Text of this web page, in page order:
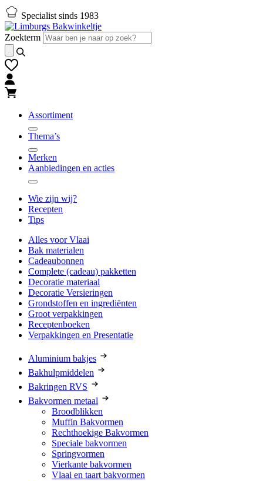
Naar
hoofd-
inhoud
gaan
Naar
footer
gaan
Specialist sinds 1983
Zoekterm
Assortiment
Thema’s
Merken
Aanbiedingen en acties
Wie zijn wij?
Recepten
Tips
Alles voor Vlaai
Bak materialen
Cadeaubonnen
Complete (cadeau) pakketten
Decoratie materiaal
Decoratie Versieringen
Grondstoffen en ingrediënten
Groot verpakkingen
Receptenboeken
Verpakkingen en Presentatie
Aluminium bakjes
Bakhulpmiddelen
Bakringen RVS
Bakvormen metaal
Broodblikken
Muffin Bakvormen
Rechthoekige Bakvormen
Speciale bakvormen
Springvormen
Vierkante bakvormen
Vlaai en taart bakvormen